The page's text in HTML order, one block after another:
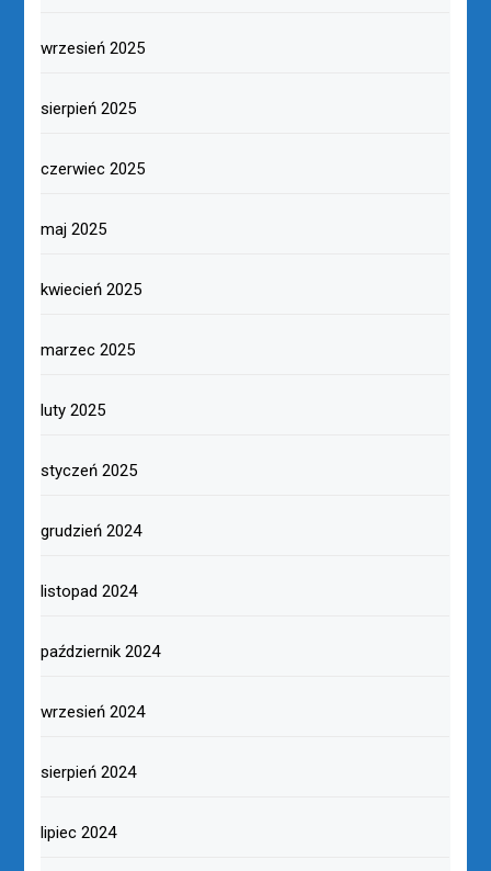
wrzesień 2025
sierpień 2025
czerwiec 2025
maj 2025
kwiecień 2025
marzec 2025
luty 2025
styczeń 2025
grudzień 2024
listopad 2024
październik 2024
wrzesień 2024
sierpień 2024
lipiec 2024